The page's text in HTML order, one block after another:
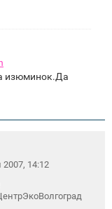
изюминок.Да
2007, 14:12